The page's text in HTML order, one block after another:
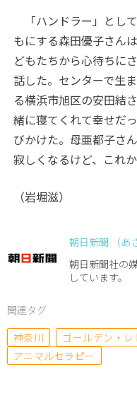
「ハンドラー」とし
もにする森田優子さん
どもたちから心待ちに
話した。センターで生
る横浜市旭区の安田結
緒に寝てくれて幸せだ
びかけた。母亜都子さ
寂しくなるけど、これ
（岩堀滋）
朝日新聞 （あ
朝日新聞社の
しています。
関連タグ
神奈川
ゴールデン・レ
アニマルセラピー